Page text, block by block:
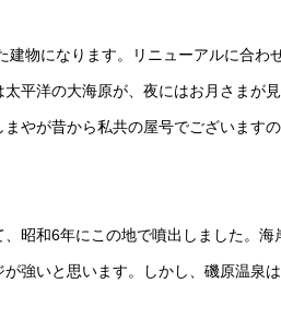
物になります。リニューアルに合
平洋の大海原が、夜にはお月さまが
やが昔から私共の屋号でございます
昭和6年にこの地で噴出しました。
強いと思います。しかし、磯原温泉